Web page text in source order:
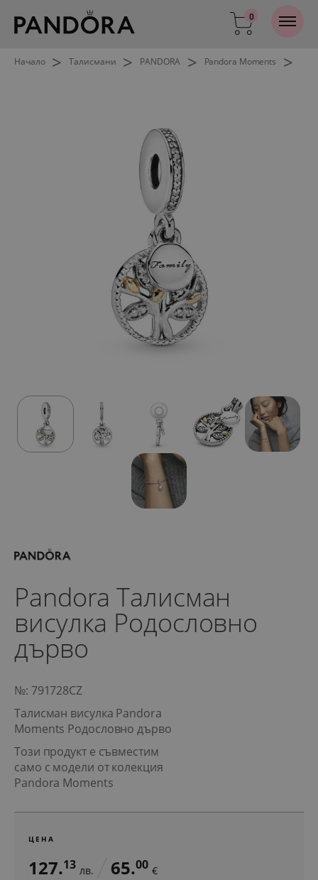
0
Начало > Талисмани > PANDORA > Pandora Moments >
Pandora Талисман
висулка Родословно
дърво
№: 791728CZ
Талисман висулка Pandora
Moments Родословно дърво
Този продукт е съвместим
само с модели от колекция
Pandora Moments
ЦЕНА
127.13 лв. 65.00 €